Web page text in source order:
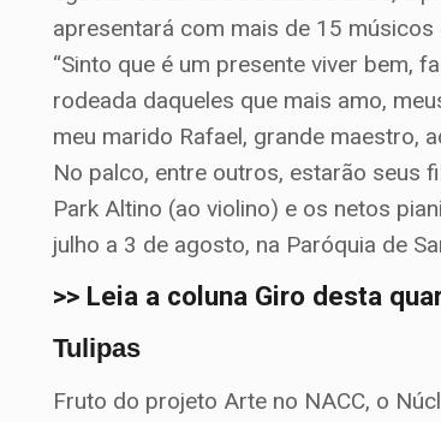
apresentará com mais de 15 músicos
“Sinto que é um presente viver bem,
rodeada daqueles que mais amo,
meu marido Rafael, grande maestro,
No palco, entre outros, estarão seus
Park Altino (ao violino) e os netos
julho a 3 de agosto, na Paróquia de
>> Leia a coluna Giro desta
Tulipas
Fruto do projeto Arte no NACC, o